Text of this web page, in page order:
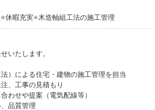
休暇充実⭐木造軸組工法の施工管理
いたします。
法）による住宅・建物の施工管理を担当
、工事の見積もり
わせや提案（電気配線等）
品質管理